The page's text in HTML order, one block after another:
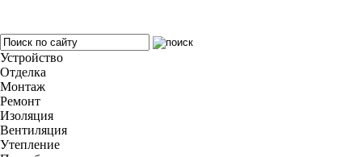
Устройство
Отделка
Монтаж
Ремонт
Изоляция
Вентиляция
Утепление